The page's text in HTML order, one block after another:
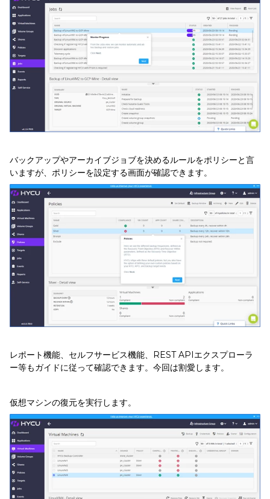
バックアップやアーカイブジョブを決めるルールをポリシーと言
いますが、ポリシーを設定する画面が確認できます。
レポート機能、セルフサービス機能、REST APIエクスプローラ
ー等もガイドに従って確認できます。今回は割愛します。
仮想マシンの復元を実行します。